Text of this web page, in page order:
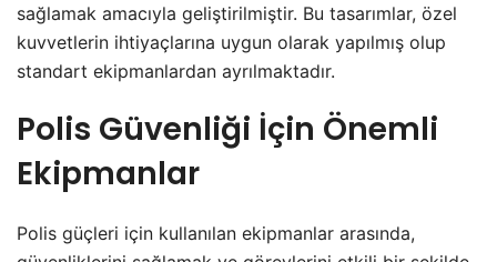
sağlamak amacıyla geliştirilmiştir. Bu tasarımlar, özel
kuvvetlerin ihtiyaçlarına uygun olarak yapılmış olup
standart ekipmanlardan ayrılmaktadır.
Polis Güvenliği İçin Önemli
Ekipmanlar
Polis güçleri için kullanılan ekipmanlar arasında,